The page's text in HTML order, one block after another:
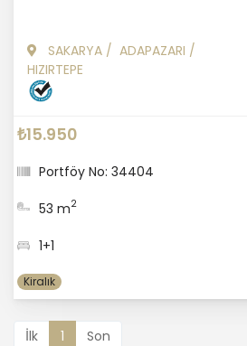
SAKARYA / ADAPAZARI /
HIZIRTEPE
₺15.950
Portföy No: 34404
53 m2
1+1
Kiralık
İlk 1 Son